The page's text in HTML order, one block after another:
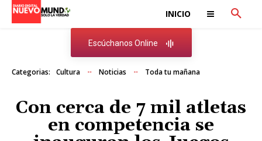
INICIO
Escúchanos Online
Categorias: Cultura Noticias Toda tu mañana
Con cerca de 7 mil atletas
en competencia se